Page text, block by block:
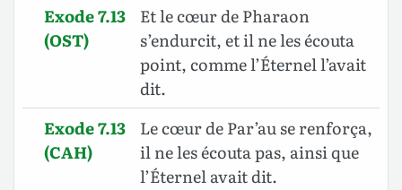
Exode 7.13
(OST)
Et le cœur de Pharaon
s’endurcit, et il ne les écouta
point, comme l’Éternel l’avait
dit.
Exode 7.13
(CAH)
Le cœur de Par’au se renforça,
il ne les écouta pas, ainsi que
l’Éternel avait dit.